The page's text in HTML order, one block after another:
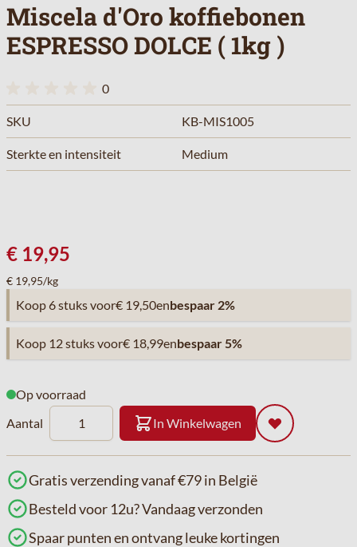
Miscela d'Oro koffiebonen
ESPRESSO DOLCE ( 1kg )
0
SKU KB-MIS1005
Sterkte en intensiteit Medium
€ 19,95
€ 19,95/kg
Koop 6 stuks voor€ 19,50enbespaar 2%
Koop 12 stuks voor€ 18,99enbespaar5%
Op voorraad
Aantal
In Winkelwagen
Gratis verzending vanaf €79 in België
Besteld voor 12u? Vandaag verzonden
Spaar punten en ontvang leuke kortingen